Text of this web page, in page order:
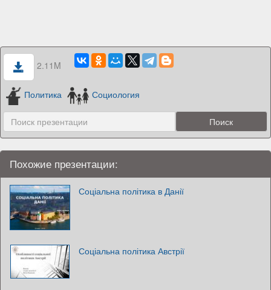
2.11M
Политика Социология
Похожие презентации:
Соціальна політика в Данії
Соціальна політика Австрії